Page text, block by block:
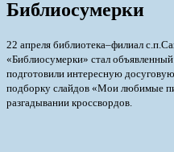
Библиосумерки
22 апреля библиотека–филиал
«Библиосумерки» стал
подготовили интересную
подборку слайдов «Мои любимые
разгадывании кроссвордов.